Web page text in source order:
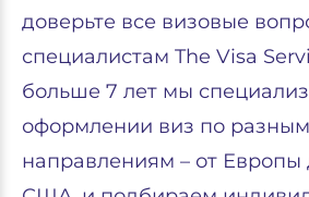
доверьте все визовые
специалистам The Visa
больше 7 лет мы
оформлении виз по разным
направлениям – от